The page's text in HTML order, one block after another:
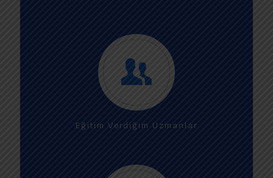
Eğitim Verdiğim Uzmanlar